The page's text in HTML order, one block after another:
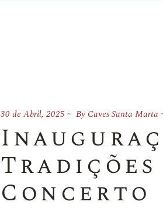
30 de Abril, 2025 By Caves Santa Marta
Tradições
Concerto